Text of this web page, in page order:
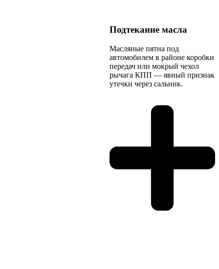
Подтекание масла
Масляные пятна под
автомобилем в районе коробки
передач или мокрый чехол
рычага КПП — явный признак
утечки через сальник.